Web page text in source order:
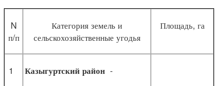
N
п/п
Категория земель и
сельскохозяйственные угодья
Площадь, га
1 Казыгуртский район -